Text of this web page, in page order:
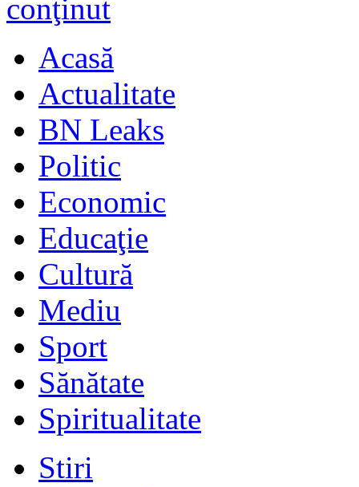
Acasă
Actualitate
BN Leaks
Politic
Economic
Educaţie
Cultură
Mediu
Sport
Sănătate
Spiritualitate
Stiri